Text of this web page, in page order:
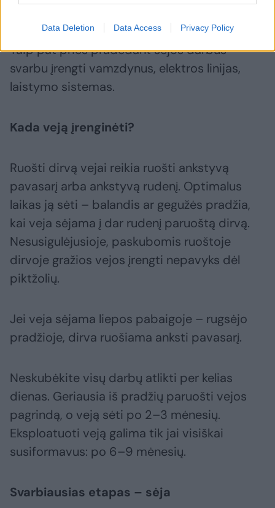
Data Deletion Data Access Privacy Policy
grunto (15–25 cm).
Taip pat prieš pradedant sėjos darbus
svarbu įrengti vamzdynus, elektros linijas,
laistymo sistemas.
Kada veją įrenginėti?
Ruošti dirvą vejai reikia ruošti ankstyvą
pavasarį arba ankstyvą rudenį. Optimalus
laikas ją sėti – balandis ar gegužės pradžia,
kai veja sėjama į dar rudenį paruoštą dirvą.
Nesusigulėjusioje, paskubomis ruoštoje
dirvoje gražios vejos įrengti nepavyks dėl
piktžolių.
Jei veja sėjama liepos pabaigoje – rugsėjo
pradžioje, dirva ruošiama anksti pavasarį.
Neskubėkite visų darbų atlikti per kelias
dienas. Geriausia iš pradžių paruošti vejos
pagrindą, o veją sėti po 2–3 mėnesių.
Eksploatuoti veją galima tik jai visiškai
susiformavus: po 6–9 mėnesių.
Svarbiausias etapas – sėja